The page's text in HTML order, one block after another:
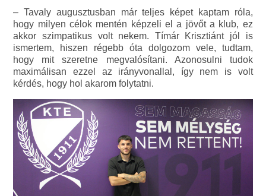
– Tavaly augusztusban már teljes képet kaptam róla,
hogy milyen célok mentén képzeli el a jövőt a klub, ez
akkor szimpatikus volt nekem. Tímár Krisztiánt jól is
ismertem, hiszen régebb óta dolgozom vele, tudtam,
hogy mit szeretne megvalósítani. Azonosulni tudok
maximálisan ezzel az irányvonallal, így nem is volt
kérdés, hogy hol akarom folytatni.